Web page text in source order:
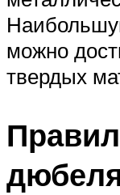
можно
твердых